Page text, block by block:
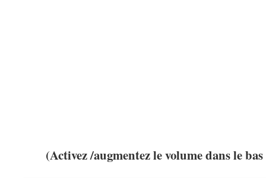
(Activez /augmentez le volume dans le